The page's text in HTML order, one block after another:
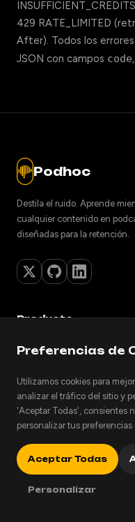
429 RATE_LIMITED
After). Todos los
JSON con campos code,
Podhoc
Destila el ruido. Aprende
cualquier contenido en
diseñadas para la retención.
Producto
Características
Precios
Pricing history
Extensiones
Más información
Convierte apuntes en
Preferencias de
Utilizamos cookies para
analizar el tráfico del sitio y
'Aceptar Todas', consientes
personalizar tus
Aceptar Todas
Personalizar